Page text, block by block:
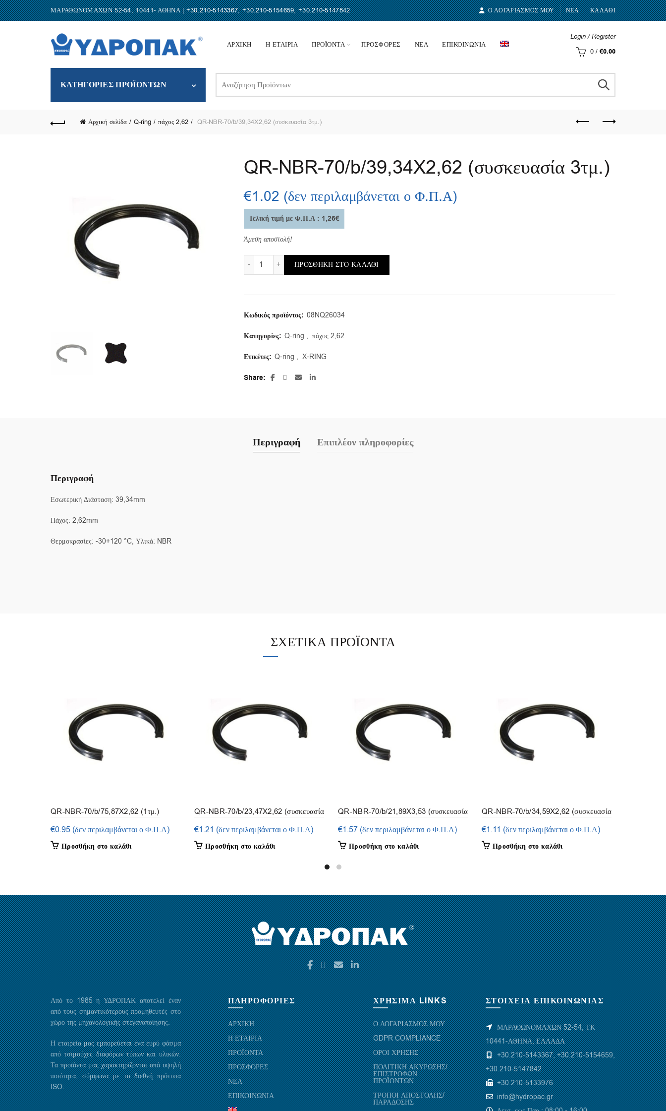
ΜΑΡΑΘΩΝΟΜΑΧΩΝ 52-54, 10441- ΑΘΗΝΑ |+30.210-5143367,+30.210-5154659,+30.210-5147842 Ο ΛΟΓΑΡΙΑΣΜΟΣ ΜΟΥ ΝΕΑ ΚΑΛΑΘΙ
ΑΡΧΙΚΗ Η ΕΤΑΙΡΙΑ ΠΡΟΪΟΝΤΑ ΠΡΟΣΦΟΡΕΣ ΝΕΑ ΕΠΙΚΟΙΝΩΝΙΑ
Login / Register
0 / €0.00
ΚΑΤΗΓΟΡΙΕΣ ΠΡΟΪΟΝΤΩΝ
for:
Αρχική σελίδα Q-ring πάχος 2,62 QR-NBR-70/b/39,34X2,62 (συσκευασία 3τμ.)
QR-NBR-70/b/39,34X2,62 (συσκευασία 3τμ.)
€1.02 (δεν περιλαμβάνεται ο Φ.Π.Α)
Τελική τιμή με Φ.Π.Α : 1,26€
Άμεση αποστολή!
QR-NBR-70/b/39,34X2,62 (συσκευασία 3τμ.) ποσότητα
ΠΡΟΣΘΉΚΗ ΣΤΟ ΚΑΛΆΘΙ
Κωδικός προϊόντος: 08NQ26034
Κατηγορίες: Q-ring , πάχος 2,62
Ετικέτες: Q-ring , X-RING
Share
Περιγραφή Επιπλέον πληροφορίες
Περιγραφή
Εσωτερική Διάσταση: 39,34mm
Πάχος: 2,62mm
Θερμοκρασίες: -30+120 °C, Υλικά: NBR
ΣΧΕΤΙΚΆ ΠΡΟΪΌΝΤΑ
QR-NBR-70/b/75,87X2,62 (1τμ.)
€0.95 (δεν περιλαμβάνεται ο Φ.Π.Α)
Προσθήκη στο καλάθι
QR-NBR-70/b/23,47X2,62 (συσκευασία
5τμ.)
€1.21 (δεν περιλαμβάνεται ο Φ.Π.Α)
Προσθήκη στο καλάθι
QR-NBR-70/b/21,89X3,53 (συσκευασία
5τμ.)
€1.57 (δεν περιλαμβάνεται ο Φ.Π.Α)
Προσθήκη στο καλάθι
QR-NBR-70/b/34,59X2,62 (συσκευασία
3τμ.)
€1.11 (δεν περιλαμβάνεται ο Φ.Π.Α)
Προσθήκη στο καλάθι
Από το 1985 η ΥΔΡΟΠΑΚ αποτελεί έναν
από τους σημαντικότερους προμηθευτές στο
χώρο της μηχανολογικής στεγανοποίησης.
Η εταιρεία μας εμπορεύεται ένα ευρύ φάσμα
από τσιμούχες διαφόρων τύπων και υλικών.
Τα προϊόντα μας χαρακτηρίζονται από υψηλή
ποιότητα, σύμφωνα με τα διεθνή πρότυπα
ISO.
ΠΛΗΡΟΦΟΡΙΕΣ
ΑΡΧΙΚΗ
Η ΕΤΑΙΡΙΑ
ΠΡΟΪΟΝΤΑ
ΠΡΟΣΦΟΡΕΣ
ΝΕΑ
ΕΠΙΚΟΙΝΩΝΙΑ
ΧΡΗΣΙΜΑ LINKS
Ο ΛΟΓΑΡΙΑΣΜΟΣ ΜΟΥ
GDPR COMPLIANCE
ΟΡΟΙ ΧΡΗΣΗΣ
ΠΟΛΙΤΙΚΗ ΑΚΥΡΩΣΗΣ/
ΕΠΙΣΤΡΟΦΩΝ
ΠΡΟΪΟΝΤΩΝ
ΤΡΟΠΟΙ ΑΠΟΣΤΟΛΗΣ/
ΠΑΡΑΔΟΣΗΣ
ΣΤΟΙΧΕΙΑ ΕΠΙΚΟΙΝΩΝΙΑΣ
ΜΑΡΑΘΩΝΟΜΑΧΩΝ 52-54, ΤΚ
10441-ΑΘΗΝΑ, ΕΛΛΑΔΑ
+30.210-5143367,+30.210-5154659,
+30.210-5147842
+30.210-5133976
info@hydropac.gr